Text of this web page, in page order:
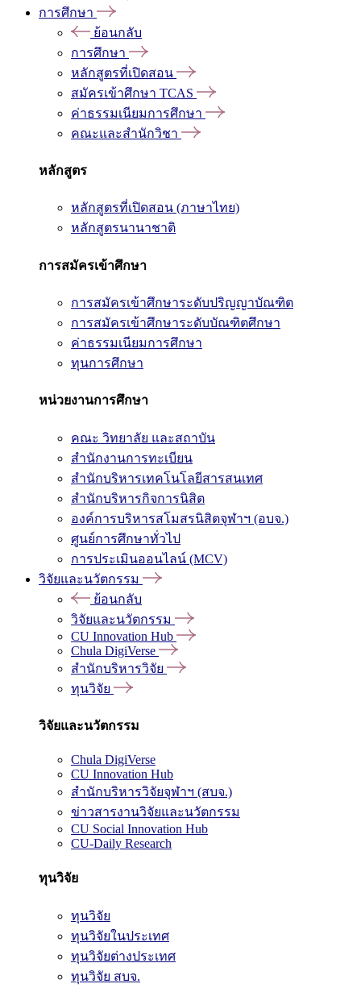
การศึกษา
ย้อนกลับ
การศึกษา
หลักสูตรที่เปิดสอน
สมัครเข้าศึกษา TCAS
ค่าธรรมเนียมการศึกษา
คณะและสำนักวิชา
หลักสูตร
หลักสูตรที่เปิดสอน (ภาษาไทย)
หลักสูตรนานาชาติ
การสมัครเข้าศึกษา
การสมัครเข้าศึกษาระดับปริญญาบัณฑิต
การสมัครเข้าศึกษาระดับบัณฑิตศึกษา
ค่าธรรมเนียมการศึกษา
ทุนการศึกษา
หน่วยงานการศึกษา
คณะ วิทยาลัย และสถาบัน
สำนักงานการทะเบียน
สำนักบริหารเทคโนโลยีสารสนเทศ
สำนักบริหารกิจการนิสิต
องค์การบริหารสโมสรนิสิตจุฬาฯ (อบจ.)
ศูนย์การศึกษาทั่วไป
การประเมินออนไลน์ (MCV)
วิจัยและนวัตกรรม
ย้อนกลับ
วิจัยและนวัตกรรม
CU Innovation Hub
Chula DigiVerse
สำนักบริหารวิจัย
ทุนวิจัย
วิจัยและนวัตกรรม
Chula DigiVerse
CU Innovation Hub
สำนักบริหารวิจัยจุฬาฯ (สบจ.)
ข่าวสารงานวิจัยและนวัตกรรม
CU Social Innovation Hub
CU-Daily Research
ทุนวิจัย
ทุนวิจัย
ทุนวิจัยในประเทศ
ทุนวิจัยต่างประเทศ
ทุนวิจัย สบจ.